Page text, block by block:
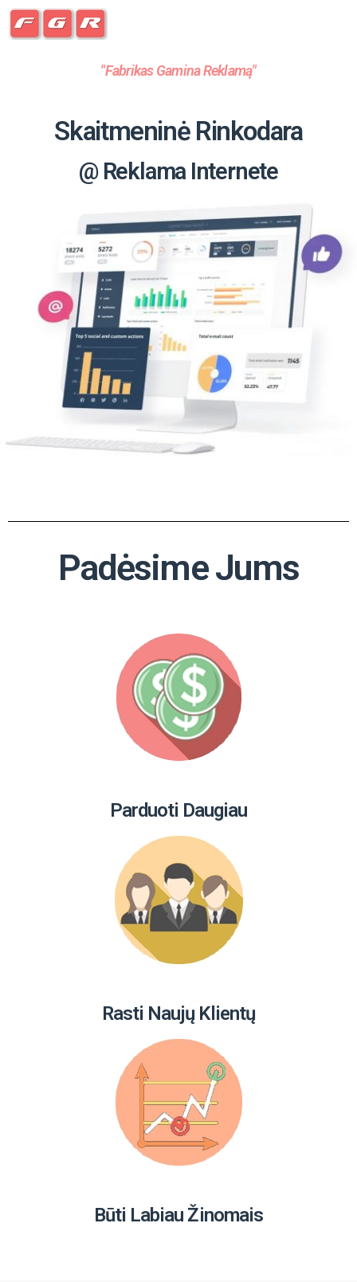
"Fabrikas Gamina Reklamą"
Skaitmeninė Rinkodara
@ Reklama Internete
Padėsime Jums
Parduoti Daugiau
Rasti Naujų Klientų
Būti Labiau Žinomais